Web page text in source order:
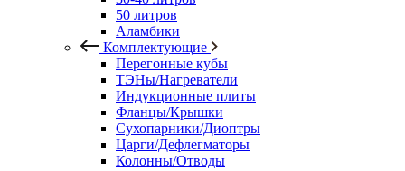
50 литров
Аламбики
Комплектующие
Перегонные кубы
ТЭНы/Нагреватели
Индукционные плиты
Фланцы/Крышки
Сухопарники/Диоптры
Царги/Дефлегматоры
Колонны/Отводы